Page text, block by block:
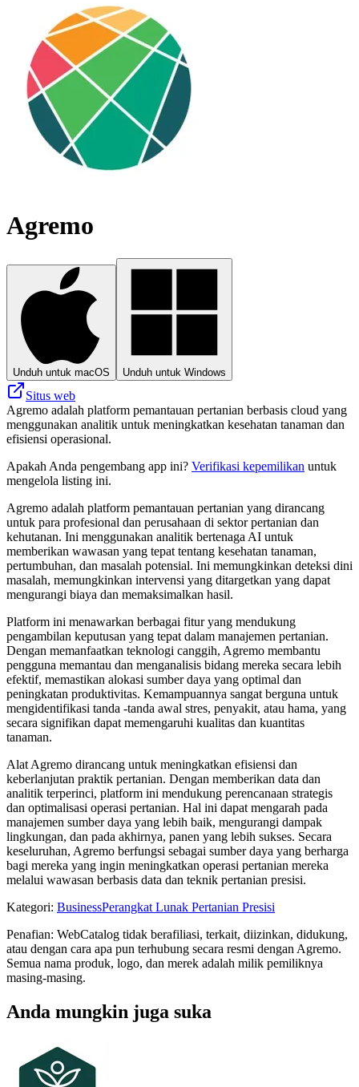
Agremo
Unduh untuk macOS Unduh untuk Windows
Situs web
Agremo adalah platform pemantauan pertanian berbasis cloud yang
menggunakan analitik untuk meningkatkan kesehatan tanaman dan
efisiensi operasional.
Apakah Anda pengembang app ini? Verifikasi kepemilikan untuk
mengelola listing ini.
Agremo adalah platform pemantauan pertanian yang dirancang
untuk para profesional dan perusahaan di sektor pertanian dan
kehutanan. Ini menggunakan analitik bertenaga AI untuk
memberikan wawasan yang tepat tentang kesehatan tanaman,
pertumbuhan, dan masalah potensial. Ini memungkinkan deteksi dini
masalah, memungkinkan intervensi yang ditargetkan yang dapat
mengurangi biaya dan memaksimalkan hasil.
Platform ini menawarkan berbagai fitur yang mendukung
pengambilan keputusan yang tepat dalam manajemen pertanian.
Dengan memanfaatkan teknologi canggih, Agremo membantu
pengguna memantau dan menganalisis bidang mereka secara lebih
efektif, memastikan alokasi sumber daya yang optimal dan
peningkatan produktivitas. Kemampuannya sangat berguna untuk
mengidentifikasi tanda -tanda awal stres, penyakit, atau hama, yang
secara signifikan dapat memengaruhi kualitas dan kuantitas
tanaman.
Alat Agremo dirancang untuk meningkatkan efisiensi dan
keberlanjutan praktik pertanian. Dengan memberikan data dan
analitik terperinci, platform ini mendukung perencanaan strategis
dan optimalisasi operasi pertanian. Hal ini dapat mengarah pada
manajemen sumber daya yang lebih baik, mengurangi dampak
lingkungan, dan pada akhirnya, panen yang lebih sukses. Secara
keseluruhan, Agremo berfungsi sebagai sumber daya yang berharga
bagi mereka yang ingin meningkatkan operasi pertanian mereka
melalui wawasan berbasis data dan teknik pertanian presisi.
Kategori: BusinessPerangkat Lunak Pertanian Presisi
Penafian: WebCatalog tidak berafiliasi, terkait, diizinkan, didukung,
atau dengan cara apa pun terhubung secara resmi dengan Agremo.
Semua nama produk, logo, dan merek adalah milik pemiliknya
masing-masing.
Anda mungkin juga suka